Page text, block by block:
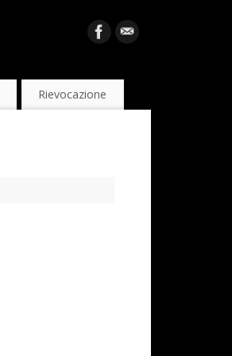
Rievocazione